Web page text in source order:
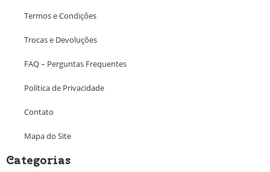
Termos e Condições
Trocas e Devoluções
FAQ – Perguntas Frequentes
Política de Privacidade
Contato
Mapa do Site
Categorias